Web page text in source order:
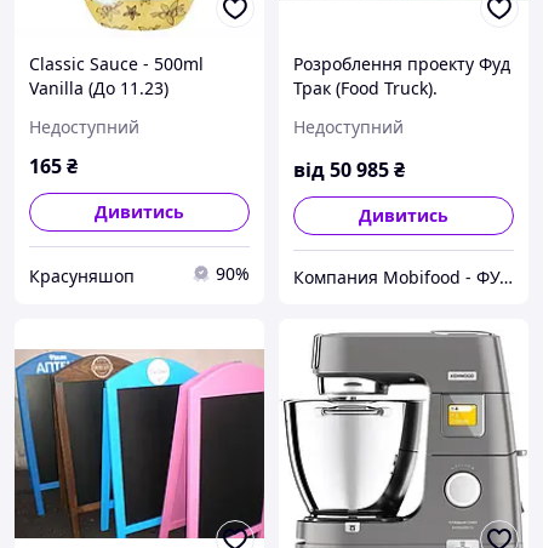
Classic Sauce - 500ml
Vanilla (До 11.23)
Недоступний
165₴
Дивитись
Красуняшоп 90%
Розроблення проекту Фуд
Трак (Food Truck).
планування.
Недоступний
від50 985₴
Дивитись
Компания Mobifood - ФУДТРАКИ / ПРИЦЕПЫ / КИОСКИ / ФАСТ-ФУД ОБОРУДОВАНИЕ